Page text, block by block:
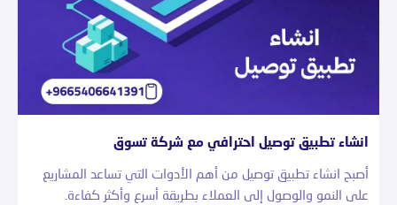
انشاء تطبيق توصيل احترافي مع شركة تسوق
أصبح انشاء تطبيق توصيل من أهم الأدوات التي تساعد المشاريع
على النمو والوصول إلى العملاء بطريقة أسرع وأكثر كفاءة.